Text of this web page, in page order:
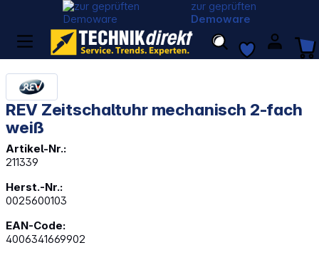
zur geprüften
Demoware
REV Zeitschaltuhr mechanisch 2-fach
weiß
Artikel-Nr.:
211339
Herst.-Nr.:
0025600103
EAN-Code:
4006341669902